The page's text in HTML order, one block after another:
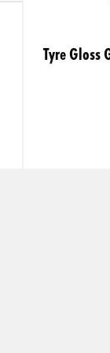
Tyre Gloss